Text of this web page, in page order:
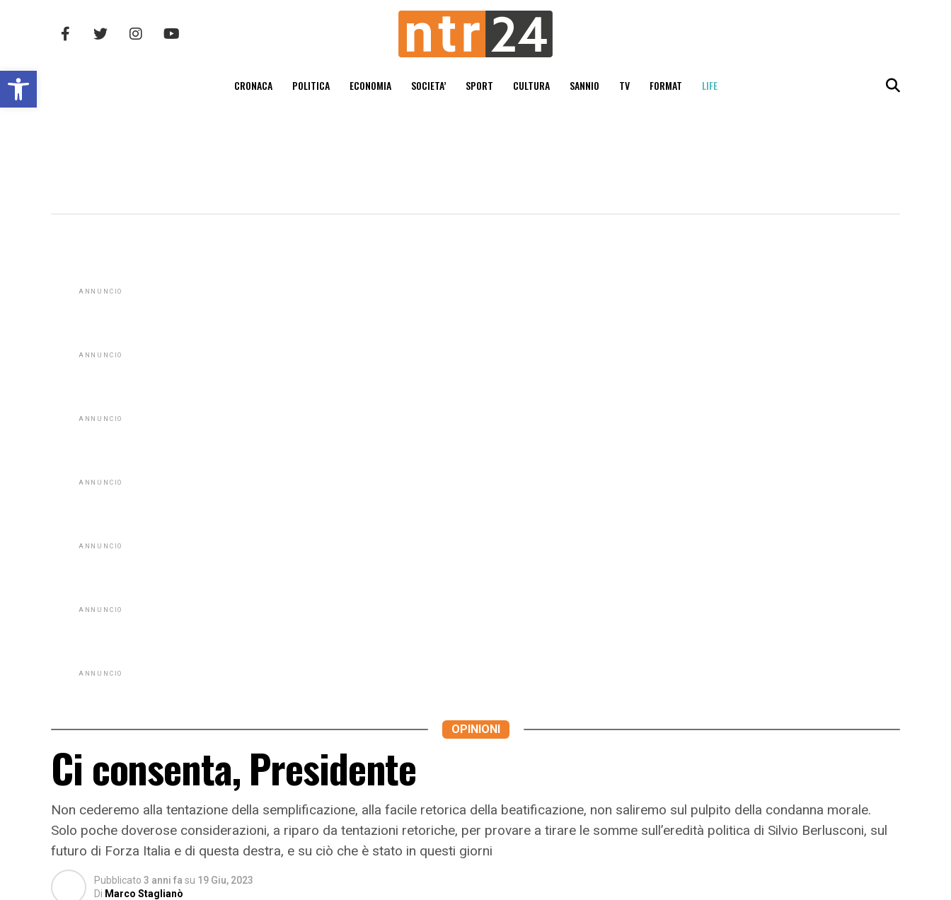
Open toolbar CRONACA POLITICA ECONOMIA SOCIETA’ SPORT CULTURA SANNIO TV FORMAT LIFE
ANNUNCIO
ANNUNCIO
ANNUNCIO
ANNUNCIO
ANNUNCIO
ANNUNCIO
ANNUNCIO
OPINIONI
Ci consenta, Presidente
Non cederemo alla tentazione della semplificazione, alla facile retorica della beatificazione, non saliremo sul pulpito della condanna morale.
Solo poche doverose considerazioni, a riparo da tentazioni retoriche, per provare a tirare le somme sull’eredità politica di Silvio Berlusconi, sul
futuro di Forza Italia e di questa destra, e su ciò che è stato in questi giorni
Pubblicato 3 anni fa su 19 Giu, 2023
Di Marco Staglianò